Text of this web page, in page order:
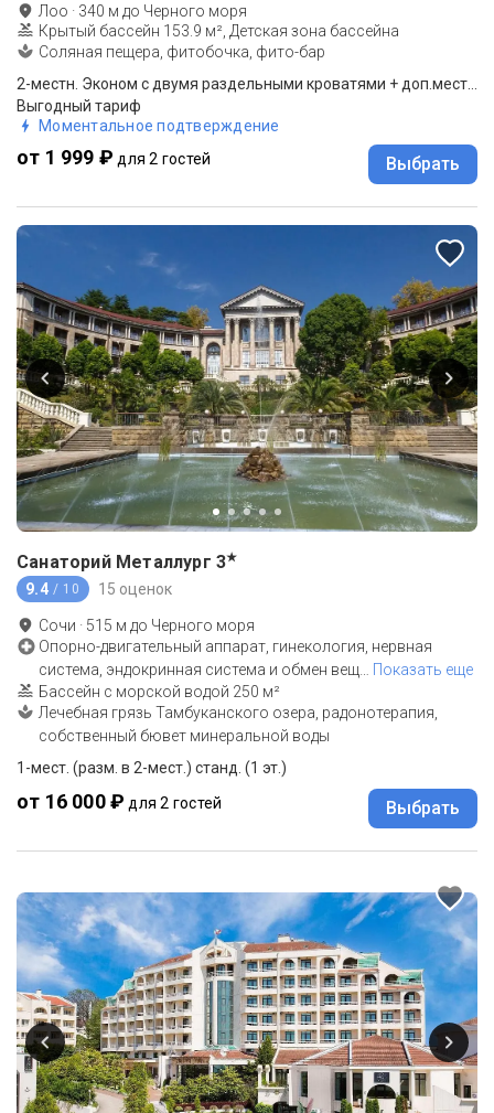
Лоо · 340 м до Черного моря
Крытый бассейн 153.9 м², Детская зона бассейна
Соляная пещера, фитобочка, фито-бар
Выгодный тариф
Моментальное подтверждение
от 1 999 ₽ для 2 гостей Выбрать
Санаторий Металлург 3★
9.4 / 10 15 оценок
Сочи · 515 м до Черного моря
Опорно-двигательный аппарат, гинекология, нервная
система, эндокринная система и обмен вещ… Показать еще
Бассейн с морской водой 250 м²
Лечебная грязь Тамбуканского озера, радонотерапия,
собственный бювет минеральной воды
1-мест. (разм. в 2-мест.) станд. (1 эт.)
от 16 000 ₽ для 2 гостей Выбрать